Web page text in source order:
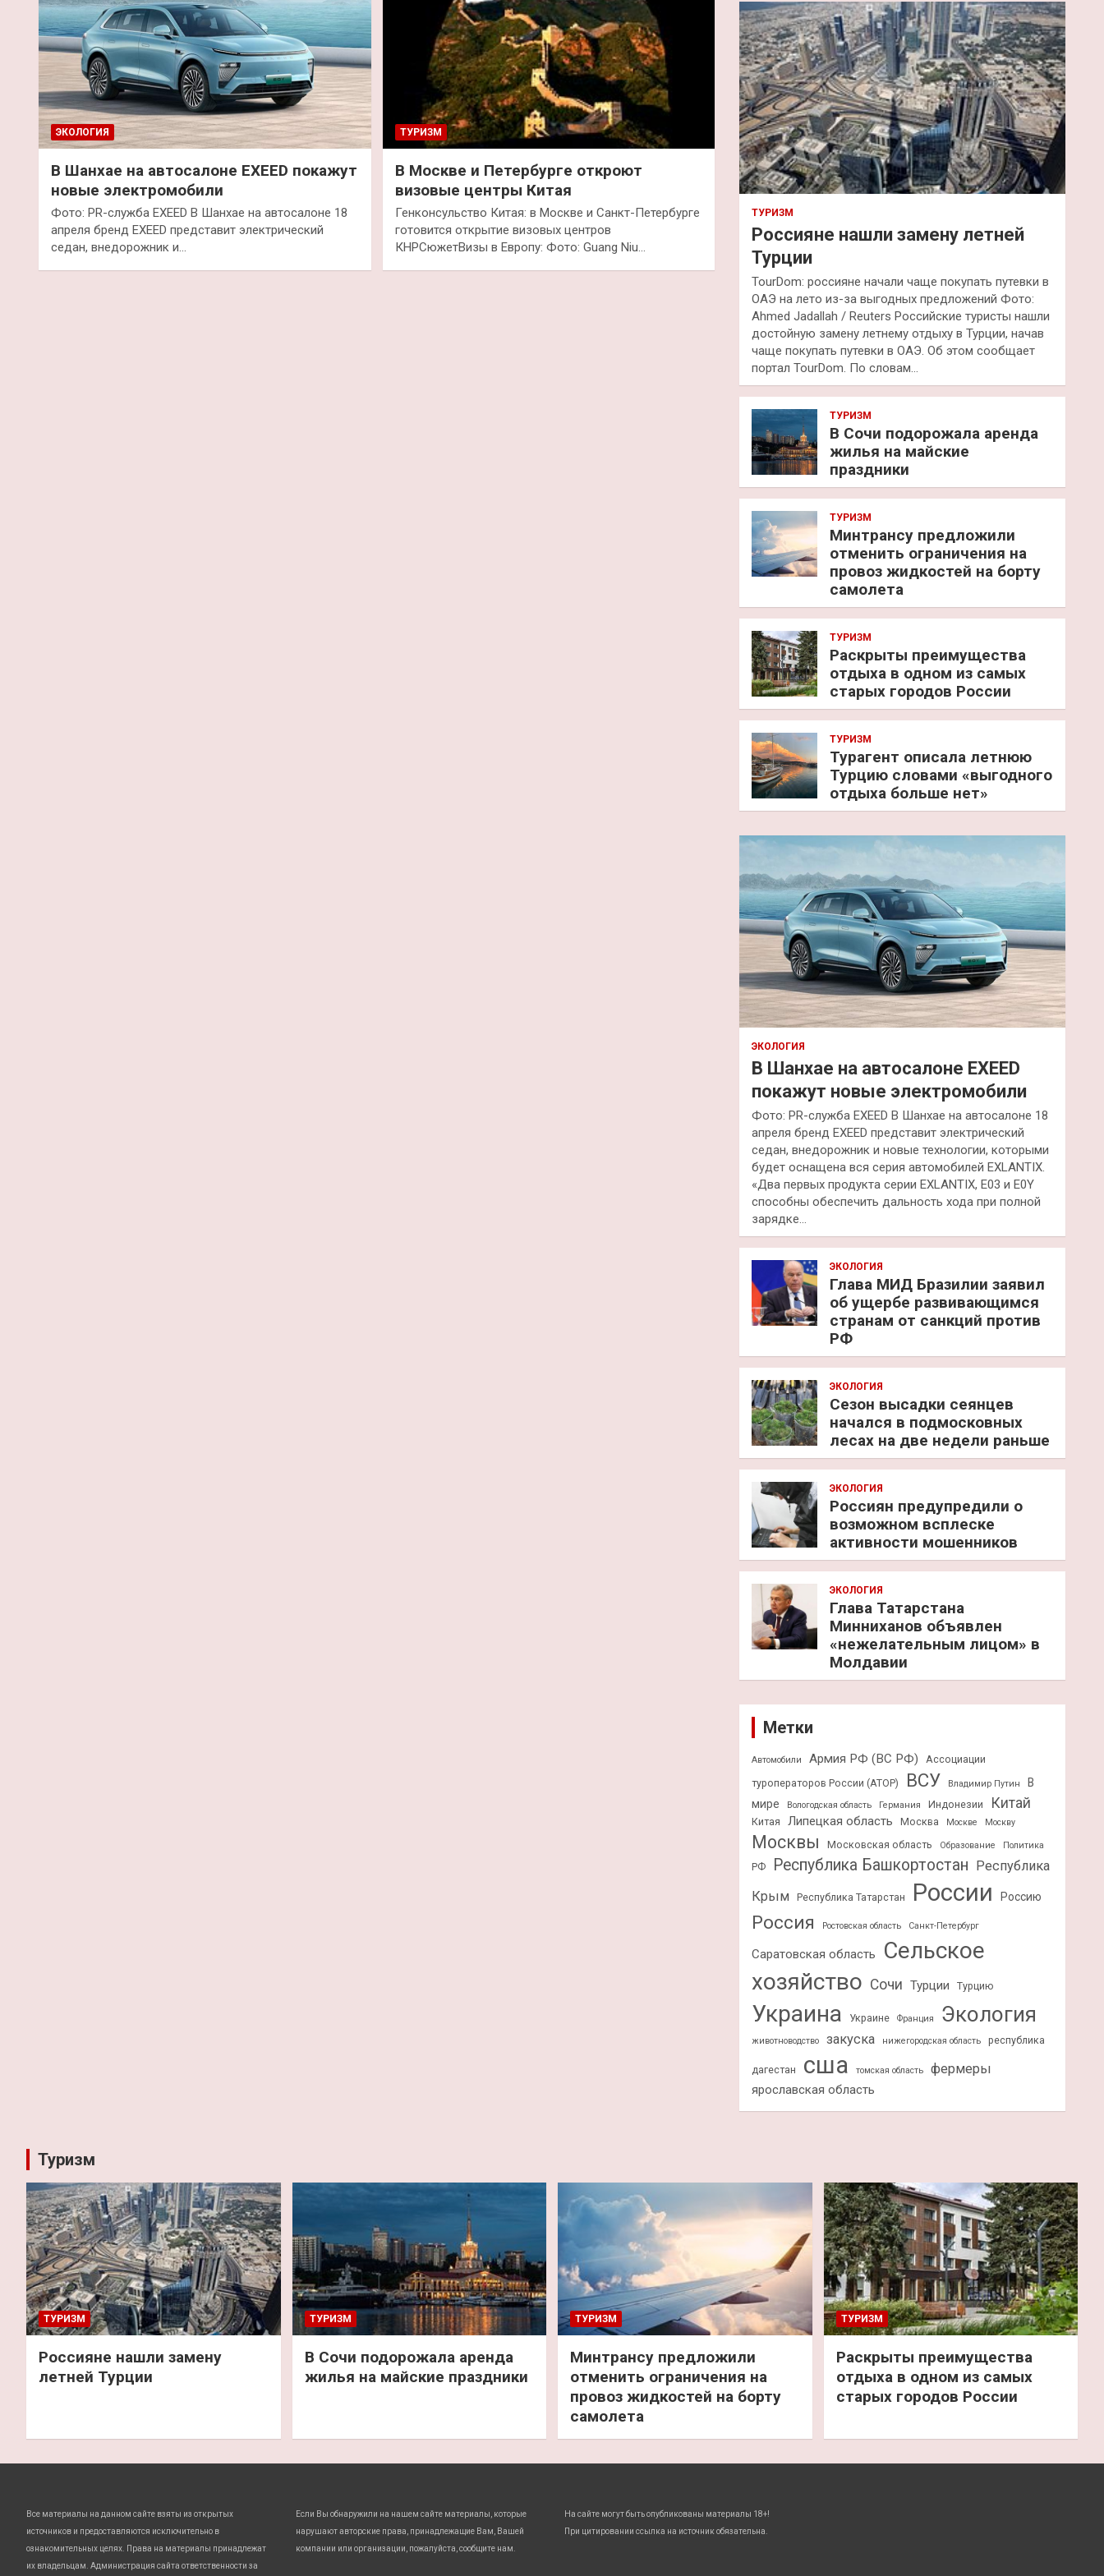
ЭКОЛОГИЯ
В Шанхае на автосалоне EXEED покажут
новые электромобили
Фото: PR-служба EXEED В Шанхае на автосалоне 18
апреля бренд EXEED представит электрический
седан, внедорожник и…
ТУРИЗМ
В Москве и Петербурге откроют
визовые центры Китая
Генконсульство Китая: в Москве и Санкт-Петербурге
готовится открытие визовых центров
КНРСюжетВизы в Европу: Фото: Guang Niu…
к
ТУРИЗМ
Россияне нашли замену летней
Турции
TourDom: россияне начали чаще покупать путевки в
ОАЭ на лето из-за выгодных предложений Фото:
Ahmed Jadallah / Reuters Российские туристы нашли
достойную замену летнему отдыху в Турции, начав
чаще покупать путевки в ОАЭ. Об этом сообщает
портал TourDom. По словам…
ТУРИЗМ
В Сочи подорожала аренда
жилья на майские
праздники
ТУРИЗМ
Минтрансу предложили
отменить ограничения на
провоз жидкостей на борту
самолета
ТУРИЗМ
Раскрыты преимущества
отдыха в одном из самых
старых городов России
ТУРИЗМ
Турагент описала летнюю
Турцию словами «выгодного
отдыха больше нет»
ЭКОЛОГИЯ
В Шанхае на автосалоне EXEED
покажут новые электромобили
Фото: PR-служба EXEED В Шанхае на автосалоне 18
апреля бренд EXEED представит электрический
седан, внедорожник и новые технологии, которыми
будет оснащена вся серия автомобилей EXLANTIX.
«Два первых продукта серии EXLANTIX, E03 и E0Y
способны обеспечить дальность хода при полной
зарядке…
ЭКОЛОГИЯ
Глава МИД Бразилии заявил
об ущербе развивающимся
странам от санкций против
РФ
ЭКОЛОГИЯ
Сезон высадки сеянцев
начался в подмосковных
лесах на две недели раньше
ЭКОЛОГИЯ
Россиян предупредили о
возможном всплеске
активности мошенников
ЭКОЛОГИЯ
Глава Татарстана
Минниханов объявлен
«нежелательным лицом» в
Молдавии
Метки
Автомобили Армия РФ (ВС РФ)
Ассоциации
туроператоров России (АТОР)
ВСУ Владимир Путин
В
мире
Вологодская область Германия Индонезии Китай
Китая Липецкая область Москва Москве Москву
Москвы Московская область Образование Политика
РФ Республика Башкортостан Республика
Крым
Республика Татарстан России Россию
Россия Ростовская область Санкт-Петербург
Саратовская область
Сельское
хозяйство Сочи Турции Турцию
Украина Украине Франция Экология
животноводство закуска нижегородская область республика
дагестан сша томская область фермеры
ярославская область
Туризм
ТУРИЗМ
Россияне нашли замену
летней Турции
ТУРИЗМ
В Сочи подорожала аренда
жилья на майские праздники
ТУРИЗМ
Минтрансу предложили
отменить ограничения на
провоз жидкостей на борту
самолета
ТУРИЗМ
Раскрыты преимущества
отдыха в одном из самых
старых городов России
Все материалы на данном сайте взяты из открытых
источников и предоставляются исключительно в
ознакомительных целях. Права на материалы принадлежат
их владельцам. Администрация сайта ответственности за
Если Вы обнаружили на нашем сайте материалы, которые
нарушают авторские права, принадлежащие Вам, Вашей
компании или организации, пожалуйста, сообщите нам.
На сайте могут быть опубликованы материалы 18+!
При цитировании ссылка на источник обязательна.